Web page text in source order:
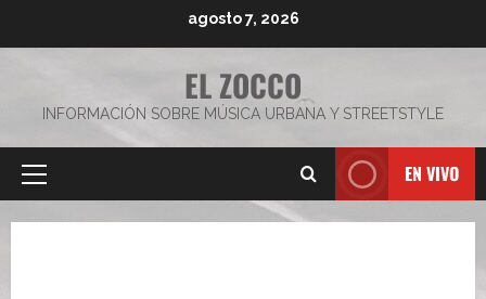
agosto 7, 2026
EL ZOCCO
INFORMACIÓN SOBRE MÚSICA URBANA Y STREETSTYLE
Menú
EN VIVO